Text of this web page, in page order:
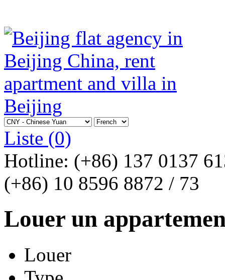
Liste (0)
Hotline: (+86) 137 0137
(+86) 10 8596 8872 / 73
Louer un
Louer